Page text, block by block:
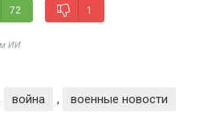
72 1
ИИ
война , военные новости